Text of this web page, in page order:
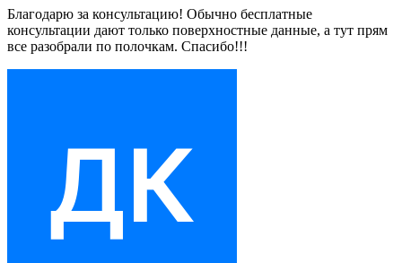
Благодарю за консультацию! Обычно бесплатные
консультации дают только поверхностные данные, а тут прям
все разобрали по полочкам. Спасибо!!!